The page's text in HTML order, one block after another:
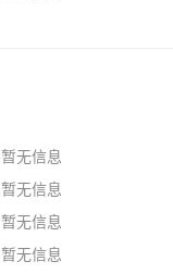
暂无信息
暂无信息
暂无信息
暂无信息